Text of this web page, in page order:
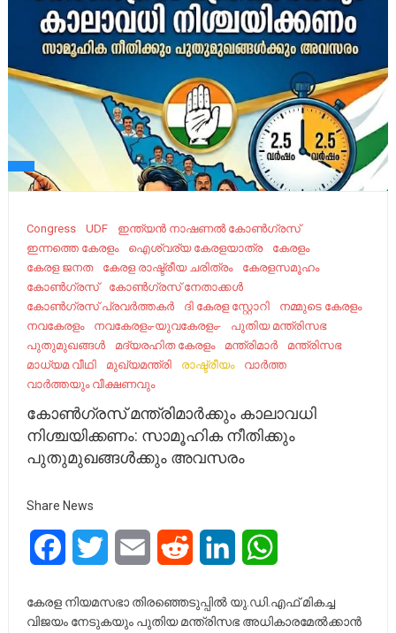
Congress UDF
ഇന്ത്യൻ നാഷണൽ കോൺഗ്രസ്
ഇന്നത്തെ കേരളം
ഐശ്വര്യ കേരളയാത്ര
കേരളം
കേരള ജനത
കേരള രാഷ്ട്രീയ ചരിത്രം
കേരളസമൂഹം
കോൺഗ്രസ്
കോൺഗ്രസ് നേതാക്കൾ
കോൺഗ്രസ്‌ പ്രവർത്തകർ
ദി കേരള സ്റ്റോറി
നമ്മുടെ കേരളം
നവകേരളം
നവകേരളം-യുവകേരളം-
പുതിയ മന്ത്രിസഭ
പുതുമുഖങ്ങള്‍
മദ്യരഹിത കേരളം മന്ത്രിമാർ
മന്ത്രിസഭ
മാധ്യമ വീഥി
മുഖ്യമന്ത്രി രാഷ്ട്രീയം
വാർത്ത
വാർത്തയും വീക്ഷണവും
കോൺഗ്രസ് മന്ത്രിമാർക്കും കാലാവധി
നിശ്ചയിക്കണം: സാമൂഹിക നീതിക്കും
പുതുമുഖങ്ങൾക്കും അവസരം
Share News
FacebookTwitter Email Reddit LinkedIn
കേരള നിയമസഭാ തിരഞ്ഞെടുപ്പിൽ യു.ഡി.എഫ് മികച്ച
വിജയം നേടുകയും പുതിയ മന്ത്രിസഭ അധികാരമേൽക്കാൻ